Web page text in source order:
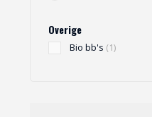
Overige
Bio bb's (1)